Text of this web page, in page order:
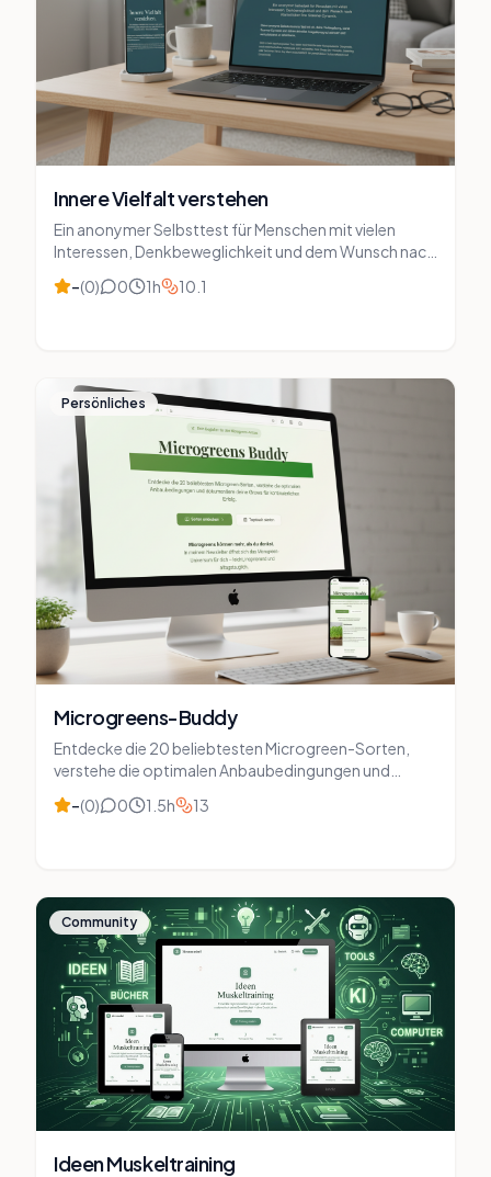
Innere Vielfalt verstehen
Ein anonymer Selbsttest für Menschen mit vielen
Interessen, Denkbeweglichkeit und dem Wunsch nach
Klarheit über ihre Scanner-Dynamik.
–(0) 0 1h 10.1
Persönliches
Microgreens-Buddy
Entdecke die 20 beliebtesten Microgreen-Sorten,
verstehe die optimalen Anbaubedingungen und
dokumentiere deine Grows für kontinuierlichen
Erfolg.
–(0) 0 1.5h 13
Community
Ideen Muskeltraining